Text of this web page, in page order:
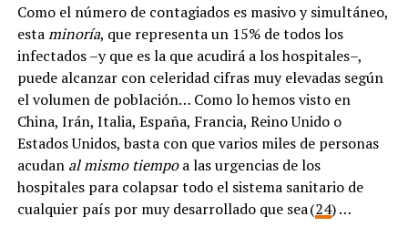
Como el número de contagiados es masivo y simultáneo,
estaminoría, que representa un 15% de todos los
infectados –y que es la que acudirá a los hospitales–,
puede alcanzar con celeridad cifras muy elevadas según
el volumen de población… Como lo hemos visto en
China, Irán, Italia, España, Francia, Reino Unido o
Estados Unidos, basta con que varios miles de personas
acudan al mismo tiempoa las urgencias de los
hospitales para colapsar todo el sistema sanitario de
cualquier país por muy desarrollado que sea (24) …